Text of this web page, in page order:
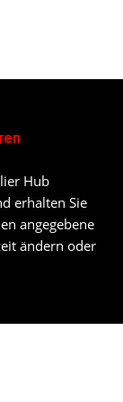
Hub
erhalten Sie
angegebene
ändern oder